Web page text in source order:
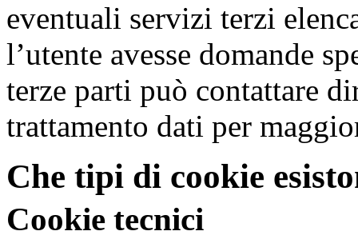
eventuali servizi terzi
l’utente avesse domande
terze parti può contattare
trattamento dati per
Che tipi di cookie
Cookie tecnici